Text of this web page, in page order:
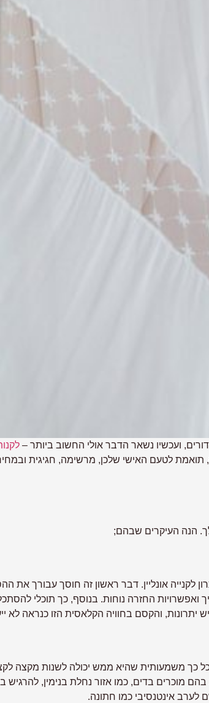
ועכשיו נשאר הדבר אולי החשוב ביותר –
תואמת לטעם האישי שלכן, מרשימה, חגיגית
הנה העיקרים שבהם;
לקנייה אונליין. דבר ראשון זה חוסך עבורך
החזרה נוחות. בנוסף, כך תוכלי
והקסם בחוויה הקלאסית הזו כנראה לא
משמעותית שהיא ממש יכולה לשנות מקצה
מוכרים בדים, כמו אזור נחלת בנימין, להרגיש
לערב אינטנסיבי כמו חתונה.